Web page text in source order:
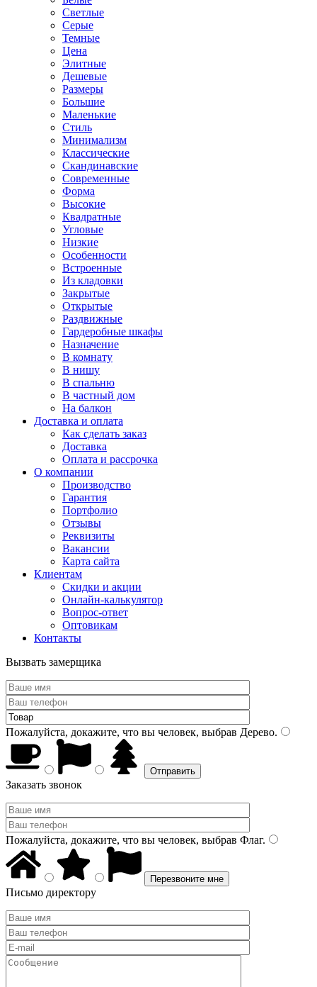
Светлые
Серые
Темные
Цена
Элитные
Дешевые
Размеры
Большие
Маленькие
Стиль
Минимализм
Классические
Скандинавские
Современные
Форма
Высокие
Квадратные
Угловые
Низкие
Особенности
Встроенные
Из кладовки
Закрытые
Открытые
Раздвижные
Гардеробные шкафы
Назначение
В комнату
В нишу
В спальню
В частный дом
На балкон
Доставка и оплата
Как сделать заказ
Доставка
Оплата и рассрочка
О компании
Производство
Гарантия
Портфолио
Отзывы
Реквизиты
Вакансии
Карта сайта
Клиентам
Скидки и акции
Онлайн-калькулятор
Вопрос-ответ
Оптовикам
Контакты
Вызвать замерщика
Пожалуйста, докажите, что вы человек, выбрав Дерево.
Заказать звонок
Пожалуйста, докажите, что вы человек, выбрав Флаг.
Письмо директору